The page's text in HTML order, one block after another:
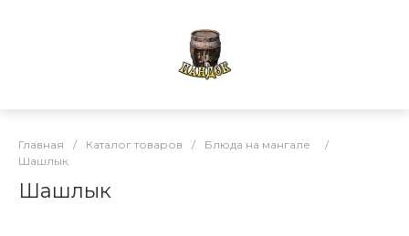
Главная / Каталог товаров / Блюда на мангале
/
Шашлык
Шашлык